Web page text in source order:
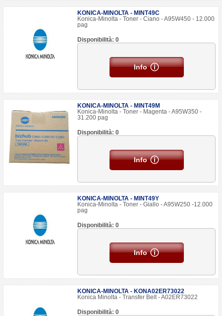
KONICA-MINOLTA - MINT49C
Konica-Minolta - Toner - Ciano - A95W450 - 12.000
pag
Disponibilità: 0
Info
KONICA-MINOLTA - MINT49M
Konica-Minolta - Toner - Magenta - A95W350 -
31.200 pag
Disponibilità: 0
Info
KONICA-MINOLTA - MINT49Y
Konica-Minolta - Toner - Giallo - A95W250 -12.000
pag
Disponibilità: 0
Info
KONICA-MINOLTA - KONA02ER73022
Konica Minolta - Transfer Belt - A02ER73022
Disponibilità: 0